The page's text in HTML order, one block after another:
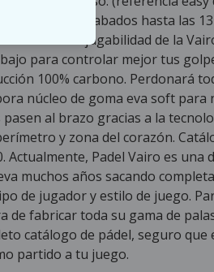
a 19 hrs y sabados hasta las
Fantástica jugabilidad de la
para controlar mejor tus
100% carbono. Perdonará
núcleo de goma eva soft para
al brazo gracias a la
y zona del corazón.
Actualmente, Padel Vairo es una
muchos años sacando
de jugador y estilo de juego.
de fabricar toda su gama de
catálogo de pádel, seguro
partido a tu juego.